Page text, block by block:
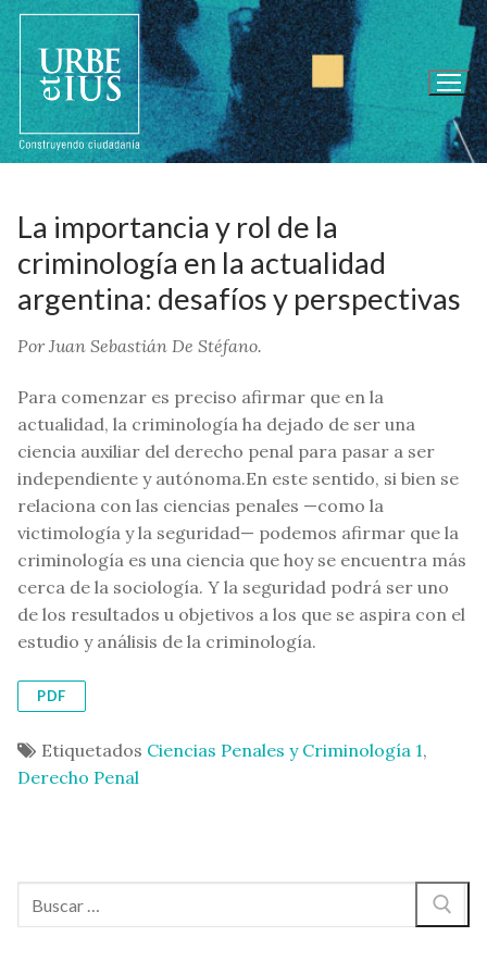
al
contenido
La importancia y rol de la
criminología en la actualidad
argentina: desafíos y perspectivas
PorJuan Sebastián De Stéfano.
Para comenzar es preciso afirmar que en la
actualidad, la criminología ha dejado de ser una
ciencia auxiliar del derecho penal para pasar a ser
independiente y autónoma.En este sentido, si bien se
relaciona con las ciencias penales —como la
victimología y la seguridad— podemos afirmar que la
criminología es una ciencia que hoy se encuentra más
cerca de la sociología. Y la seguridad podrá ser uno
de los resultados u objetivos a los que se aspira con el
estudio y análisis de la criminología.
PDF
Etiquetados Ciencias Penales y Criminología 1,
Derecho Penal